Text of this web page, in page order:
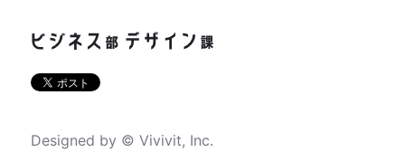
Designed by © Vivivit, Inc.